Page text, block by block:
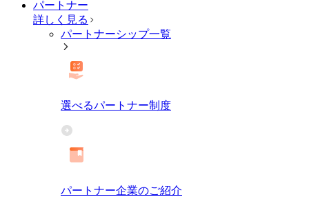
パートナー
詳しく見る
パートナーシップ一覧
選べるパートナー制度
パートナー企業のご紹介